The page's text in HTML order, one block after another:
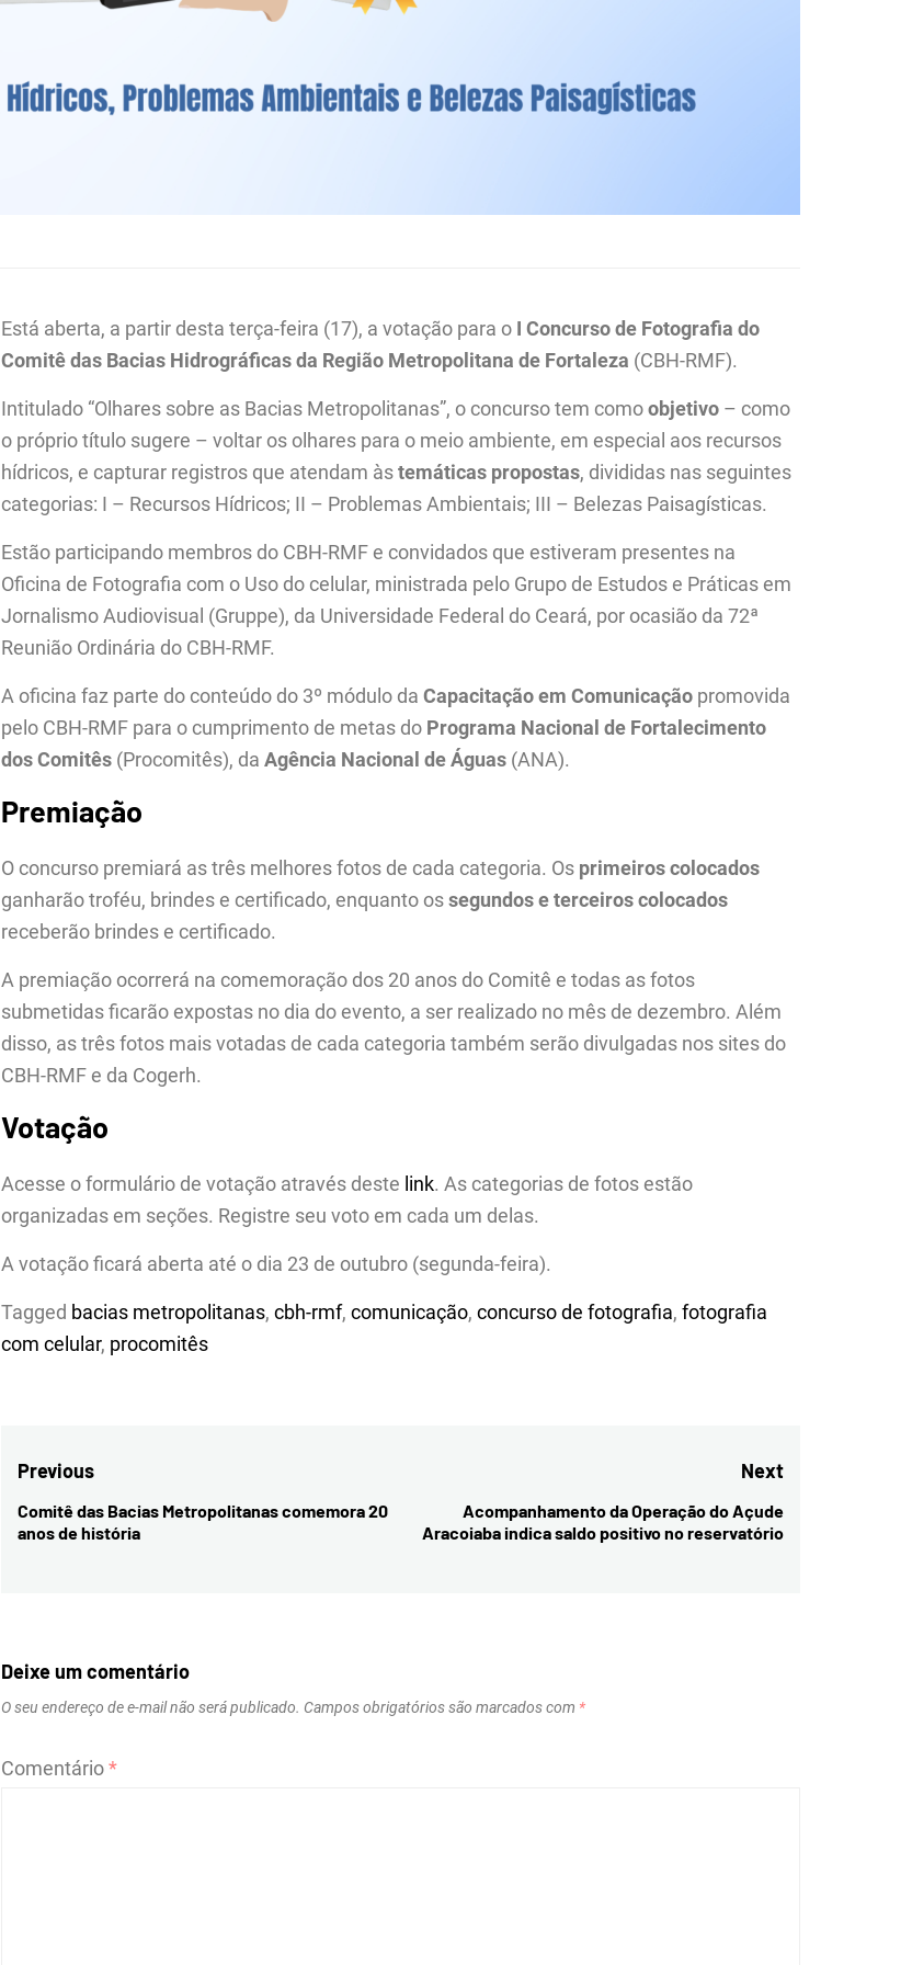
Está aberta, a partir desta terça-feira (17), a votação para o I Concurso de Fotografia do
Comitê das Bacias Hidrográficas da Região Metropolitana de Fortaleza (CBH-RMF).
Intitulado “Olhares sobre as Bacias Metropolitanas”, o concurso tem comoobjetivo – como
o próprio título sugere – voltar os olhares para o meio ambiente, em especial aos recursos
hídricos, e capturar registros que atendam àstemáticas propostas, divididas nas seguintes
categorias: I – Recursos Hídricos; II – Problemas Ambientais; III – Belezas Paisagísticas.
Estão participando membros do CBH-RMF e convidados que estiveram presentes na
Oficina de Fotografia com o Uso do celular, ministrada pelo Grupo de Estudos e Práticas em
Jornalismo Audiovisual (Gruppe), da Universidade Federal do Ceará, por ocasião da 72ª
Reunião Ordinária do CBH-RMF.
A oficina faz parte do conteúdo do 3º módulo daCapacitação em Comunicação promovida
pelo CBH-RMF para o cumprimento de metas do Programa Nacional de Fortalecimento
dos Comitês (Procomitês), daAgência Nacional de Águas (ANA).
Premiação
O concurso premiará as três melhores fotos de cada categoria. Os primeiros colocados
ganharão troféu, brindes e certificado, enquanto ossegundos e terceiros colocados
receberão brindes e certificado.
A premiação ocorrerá na comemoração dos 20 anos do Comitê e todas as fotos
submetidas ficarão expostas no dia do evento, a ser realizado no mês de dezembro. Além
disso, as três fotos mais votadas de cada categoria também serão divulgadas nos sites do
CBH-RMF e da Cogerh.
Votação
Acesse o formulário de votação através deste link. As categorias de fotos estão
organizadas em seções. Registre seu voto em cada um delas.
A votação ficará aberta até o dia 23 de outubro (segunda-feira).
Tagged bacias metropolitanas,cbh-rmf,comunicação,concurso de fotografia,fotografia
com celular, procomitês
Navegação
de
Previous
Previous
post:
Comitê das Bacias Metropolitanas comemora 20
anos de história
Next
Next
Acompanhamento da Operação do Açude
Aracoiaba indica saldo positivo no reservatório
Deixe um comentário
O seu endereço de e-mail não será publicado. Campos obrigatórios são marcados com *
Comentário*